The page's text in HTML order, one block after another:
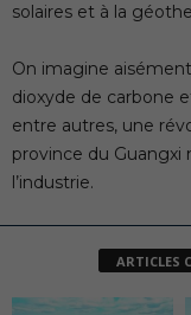
solaires et à la
On imagine
dioxyde de carbone
entre autres, une
province du Guangxi
l’industrie.
ARTICLES